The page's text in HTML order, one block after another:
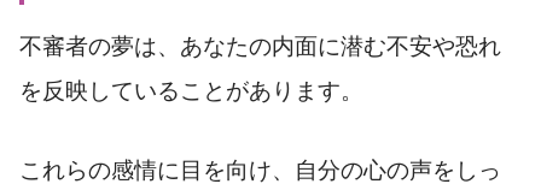
不審者の夢は、あなたの内面に潜む不安や恐れ
を反映していることがあります。
これらの感情に目を向け、自分の心の声をしっ